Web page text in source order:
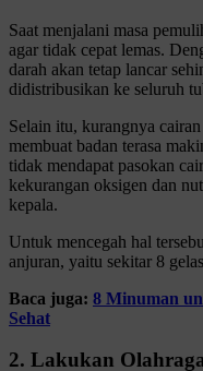
Saat menjalani masa
agar tidak cepat lemas.
darah akan tetap lancar
didistribusikan ke seluruh
Selain itu, kurangnya
membuat badan terasa
tidak mendapat pasokan
kekurangan oksigen dan
kepala.
Untuk mencegah hal
anjuran, yaitu sekitar 8
Baca juga: 8 Minuman
Sehat
2. Lakukan